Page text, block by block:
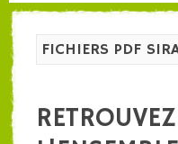
FICHIERS PDF